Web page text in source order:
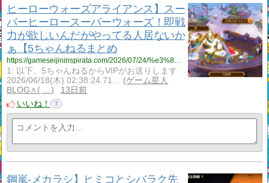
ヒーローウォーズアライアンス】スー
パーヒーロースーパーウォーズ！即戦
力が欲しいんだがやってる人居ないか
ぁ【5ちゃんねるまとめ
1: 以下、5ちゃんねるからVIPがお送りします
2026/06/18(木) 02:38:24.71…
ゲーム星人
BLOG∧( …
13日前
いいね！
7
鋼嵐‐メカラシ】ヒミコとシバラク先